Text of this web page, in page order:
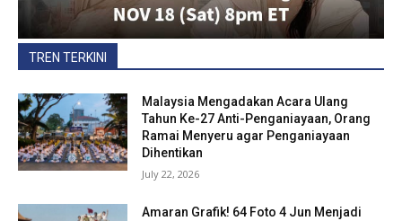
TREN TERKINI
Malaysia Mengadakan Acara Ulang
Tahun Ke-27 Anti-Penganiayaan, Orang
Ramai Menyeru agar Penganiayaan
Dihentikan
July 22, 2026
Amaran Grafik! 64 Foto 4 Jun Menjadi